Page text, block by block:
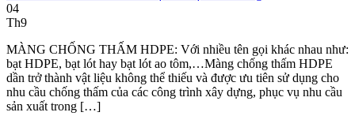
04
Th9
MÀNG CHỐNG THẤM HDPE: Với nhiều tên gọi khác nhau như:
bạt HDPE, bạt lót hay bạt lót ao tôm,…Màng chống thấm HDPE
dần trở thành vật liệu không thể thiếu và được ưu tiên sử dụng cho
nhu cầu chống thấm của các công trình xây dựng, phục vụ nhu cầu
sản xuất trong […]